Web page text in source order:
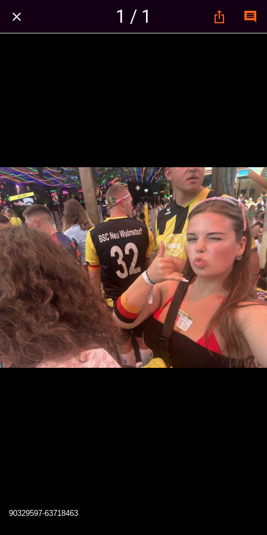
1 / 1
90329597-63718463